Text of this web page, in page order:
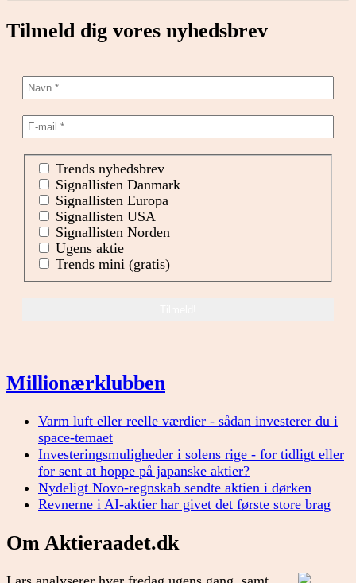
Tilmeld dig vores nyhedsbrev
Trends nyhedsbrev
Signallisten Danmark
Signallisten Europa
Signallisten USA
Signallisten Norden
Ugens aktie
Trends mini (gratis)
Millionærklubben
Varm luft eller reelle værdier - sådan investerer du i
space-temaet
Investeringsmuligheder i solens rige - for tidligt eller
for sent at hoppe på japanske aktier?
Nydeligt Novo-regnskab sendte aktien i dørken
Revnerne i AI-aktier har givet det første store brag
Om Aktieraadet.dk